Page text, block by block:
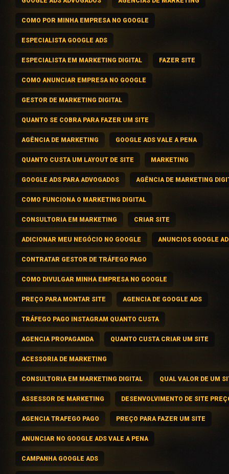
COMO POR MINHA EMPRESA NO GOOGLE
ESPECIALISTA GOOGLE ADS
ESPECIALISTA EM MARKETING DIGITAL FAZER SITE
COMO ANUNCIAR EMPRESA NO GOOGLE
GESTOR DE MARKETING DIGITAL
QUANTO SE COBRA PARA FAZER UM SITE
AGÊNCIA DE MARKETING GOOGLE ADS VALE A PENA
QUANTO CUSTA UM LAYOUT DE SITE MARKETING
GOOGLE ADS PARA ADVOGADOS AGÊNCIA DE MARKETING
COMO FUNCIONA O MARKETING DIGITAL
CONSULTORIA EM MARKETING CRIAR SITE
ADICIONAR MEU NEGÓCIO NO GOOGLE ANUNCIOS GOOGLE
CONTRATAR GESTOR DE TRÁFEGO PAGO
COMO DIVULGAR MINHA EMPRESA NO GOOGLE
PREÇO PARA MONTAR SITE AGENCIA DE GOOGLE ADS
TRÁFEGO PAGO INSTAGRAM QUANTO CUSTA
AGENCIA PROPAGANDA QUANTO CUSTA CRIAR UM SITE
ACESSORIA DE MARKETING
CONSULTORIA EM MARKETING DIGITAL QUAL VALOR DE UM
ASSESSOR DE MARKETING DESENVOLVIMENTO DE SITE
AGENCIA TRAFEGO PAGO PREÇO PARA FAZER UM SITE
ANUNCIAR NO GOOGLE ADS VALE A PENA
CAMPANHA GOOGLE ADS